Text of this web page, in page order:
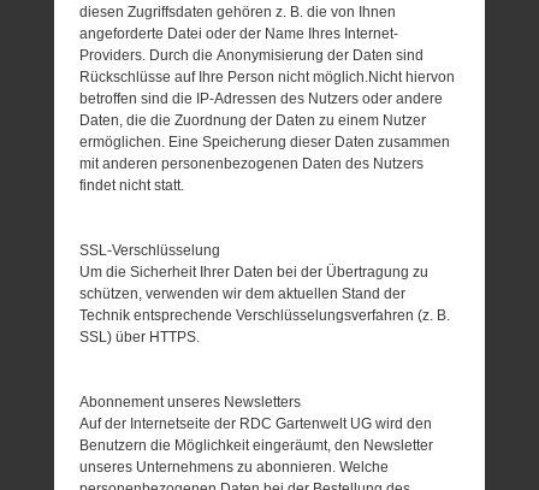
diesen Zugriffsdaten gehören z. B. die von Ihnen
angeforderte Datei oder der Name Ihres Internet-
Providers. Durch die Anonymisierung der Daten sind
Rückschlüsse auf Ihre Person nicht möglich.Nicht hiervon
betroffen sind die IP-Adressen des Nutzers oder andere
Daten, die die Zuordnung der Daten zu einem Nutzer
ermöglichen. Eine Speicherung dieser Daten zusammen
mit anderen personenbezogenen Daten des Nutzers
findet nicht statt.
SSL-Verschlüsselung
Um die Sicherheit Ihrer Daten bei der Übertragung zu
schützen, verwenden wir dem aktuellen Stand der
Technik entsprechende Verschlüsselungsverfahren (z. B.
SSL) über HTTPS.
Abonnement unseres Newsletters
Auf der Internetseite der RDC Gartenwelt UG wird den
Benutzern die Möglichkeit eingeräumt, den Newsletter
unseres Unternehmens zu abonnieren. Welche